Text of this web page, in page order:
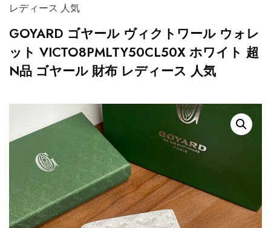
レディース 人気
GOYARD ゴヤール ヴィクトワール ウォレ
ット VICTO8PMLTY50CL50X ホワイト 超
N品 ゴヤール 財布 レディース 人気